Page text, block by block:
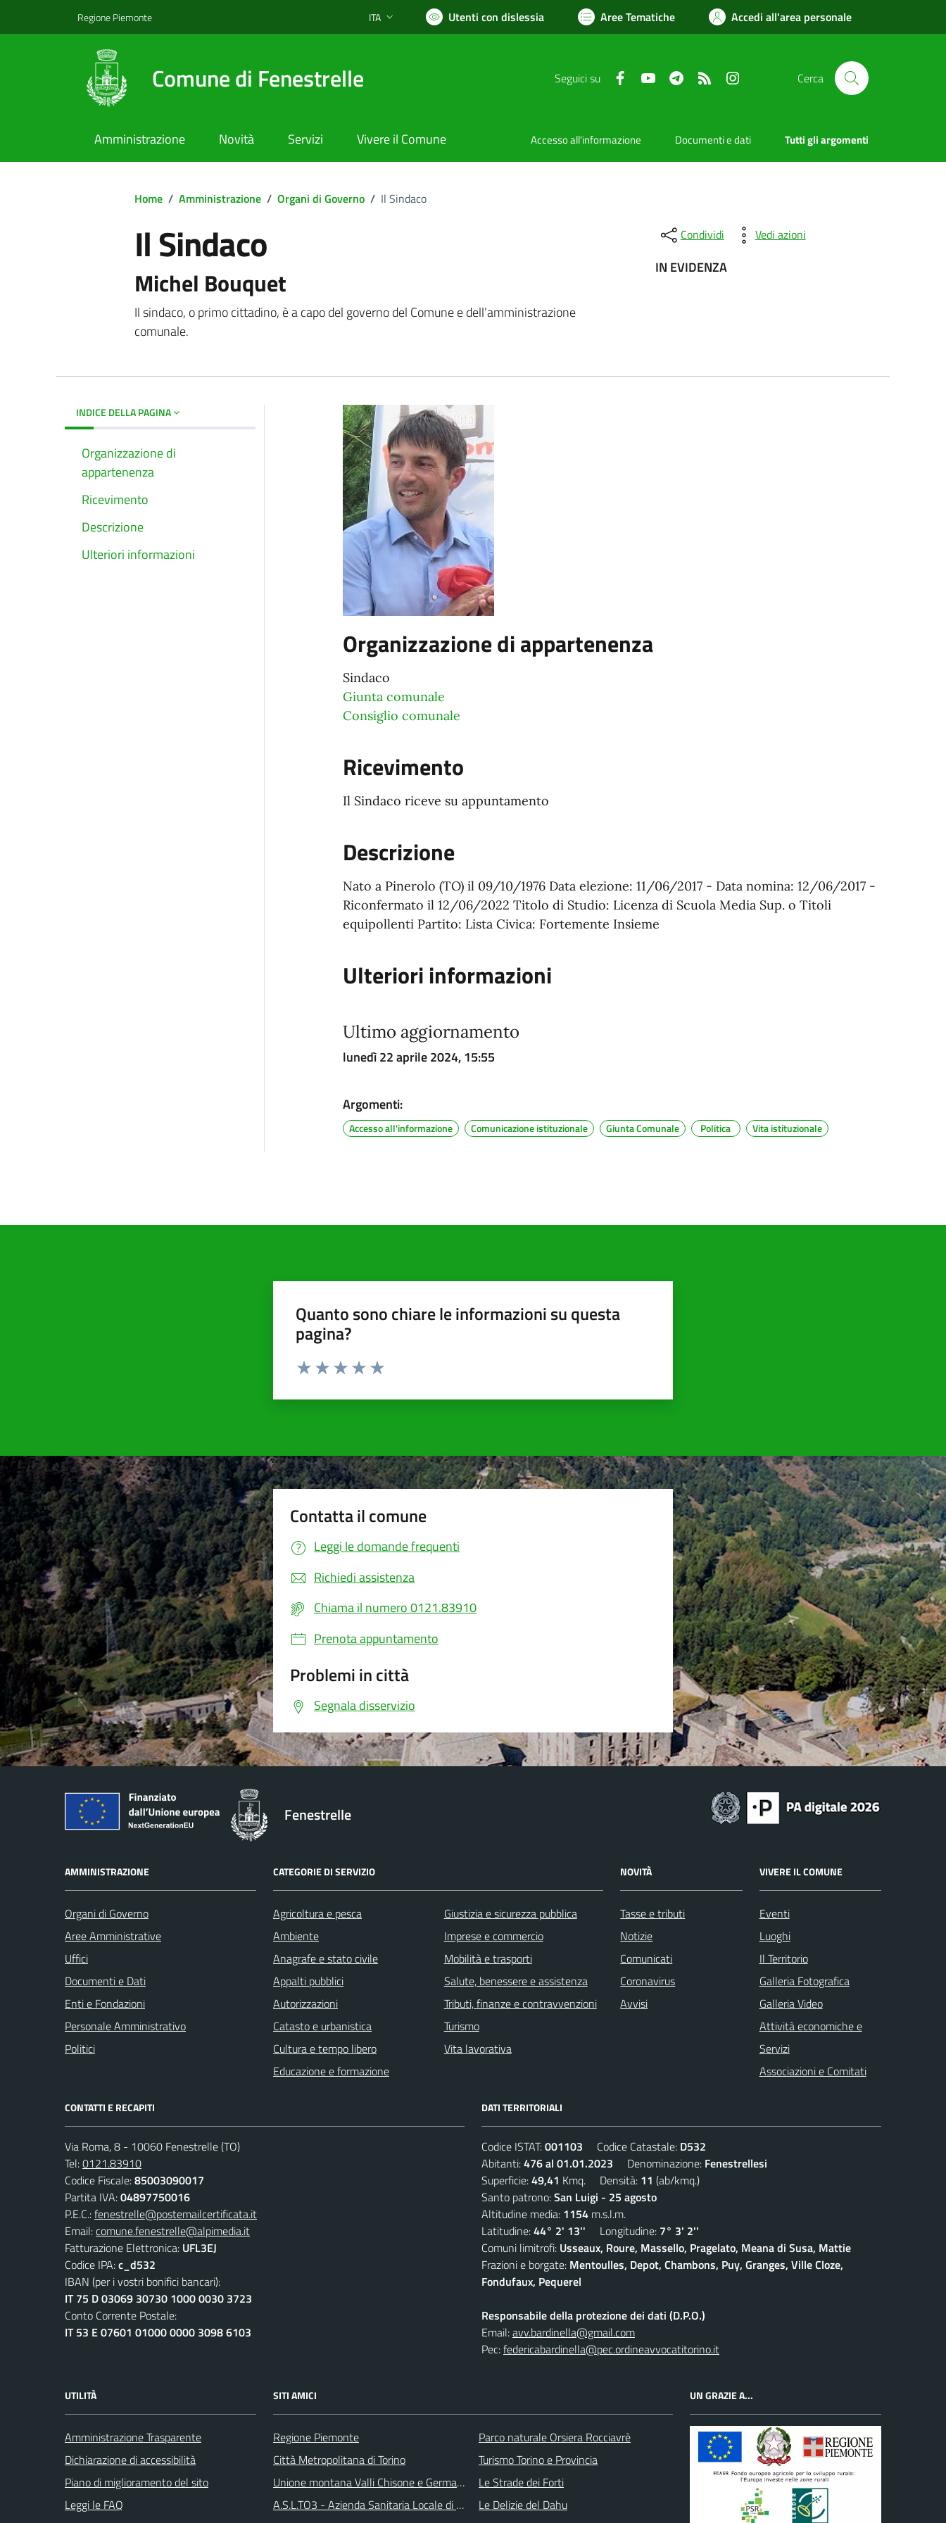
Regione Piemonte Lingua attiva:
ITA Utenti con dislessia Aree Tematiche Accedi all'area personale
Comune di Fenestrelle Seguici su FacebookYouTube TelegramRSS Cerca
Amministrazione Novità Servizi Vivere il Comune Accesso all'informazione Documenti e dati Tutti gli argomenti
Home / Amministrazione / Organi di Governo / Il Sindaco
Il Sindaco
Il Sindaco
Michel Bouquet
Il sindaco, o primo cittadino, è a capo del governo del Comune e dell’amministrazione
comunale.
Condividi Vedi azioni
IN EVIDENZA
INDICE DELLA PAGINA
Organizzazione di
appartenenza
Ricevimento
Descrizione
Ulteriori informazioni
Organizzazione di appartenenza
Sindaco
Giunta comunale
Consiglio comunale
Ricevimento
Il Sindaco riceve su appuntamento
Descrizione
Nato a Pinerolo (TO) il 09/10/1976 Data elezione: 11/06/2017 - Data nomina: 12/06/2017 -
Riconfermato il 12/06/2022 Titolo di Studio: Licenza di Scuola Media Sup. o Titoli
equipollenti Partito: Lista Civica: Fortemente Insieme
Ulteriori informazioni
Ultimo aggiornamento
lunedì 22 aprile 2024, 15:55
Argomenti:
Accesso all'informazione Comunicazione istituzionale Giunta Comunale Politica Vita istituzionale
Quanto sono chiare le informazioni su questa
pagina?
Valuta da 1 a 5 stelle la pagina
Contatta il comune
Leggi le domande frequenti
Richiedi assistenza
Chiama il numero 0121.83910
Prenota appuntamento
Problemi in città
Segnala disservizio
Fenestrelle
AMMINISTRAZIONE
Organi di Governo
Aree Amministrative
Uffici
Documenti e Dati
Enti e Fondazioni
Personale Amministrativo
Politici
CATEGORIE DI SERVIZIO
Agricoltura e pesca
Ambiente
Anagrafe e stato civile
Appalti pubblici
Autorizzazioni
Catasto e urbanistica
Cultura e tempo libero
Educazione e formazione
Giustizia e sicurezza pubblica
Imprese e commercio
Mobilità e trasporti
Salute, benessere e assistenza
Tributi, finanze e contravvenzioni
Turismo
Vita lavorativa
NOVITÀ
Tasse e tributi
Notizie
Comunicati
Coronavirus
Avvisi
VIVERE IL COMUNE
Eventi
Luoghi
Il Territorio
Galleria Fotografica
Galleria Video
Attività economiche e
Servizi
Associazioni e Comitati
CONTATTI E RECAPITI
Via Roma, 8 - 10060 Fenestrelle (TO)
Tel:0121.83910
Codice Fiscale:85003090017
Partita IVA:04897750016
P.E.C.:fenestrelle@postemailcertificata.it
Email:comune.fenestrelle@alpimedia.it
Fatturazione Elettronica: UFL3EJ
Codice IPA:c_d532
IBAN (per i vostri bonifici bancari):
IT 75 D 03069 30730 1000 0030 3723
Conto Corrente Postale:
IT 53 E 07601 01000 0000 3098 6103
DATI TERRITORIALI
Codice ISTAT:001103 Codice Catastale: D532
Abitanti:476 al 01.01.2023 Denominazione: Fenestrellesi
Superficie:49,41 Kmq. Densità: 11 (ab/kmq.)
Santo patrono:San Luigi - 25 agosto
Altitudine media: 1154 m.s.l.m.
Latitudine:44° 2' 13'' Longitudine: 7° 3' 2''
Comuni limitrofi: Usseaux, Roure, Massello, Pragelato, Meana di Susa, Mattie
Frazioni e borgate: Mentoulles, Depot, Chambons, Puy, Granges, Ville Cloze,
Fondufaux, Pequerel
Responsabile della protezione dei dati (D.P.O.)
Email:avv.bardinella@gmail.com
Pec:federicabardinella@pec.ordineavvocatitorino.it
UTILITÀ
Amministrazione Trasparente
Dichiarazione di accessibilità
Piano di miglioramento del sito
Leggi le FAQ
SITI AMICI
Regione Piemonte
Città Metropolitana di Torino
Unione montana Valli Chisone e Germanasca
A.S.L.TO3 - Azienda Sanitaria Locale di Collegno e Pinerolo
Parco naturale Orsiera Rocciavrè
Turismo Torino e Provincia
Le Strade dei Forti
Le Delizie del Dahu
UN GRAZIE A...